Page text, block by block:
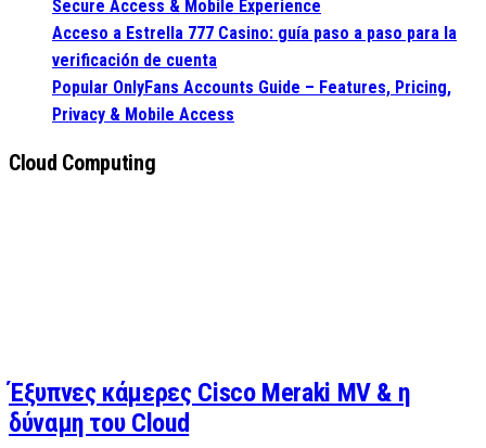
Secure Access & Mobile Experience
Acceso a Estrella 777 Casino: guía paso a paso para la
verificación de cuenta
Popular OnlyFans Accounts Guide – Features, Pricing,
Privacy & Mobile Access
Cloud Computing
Έξυπνες κάμερες Cisco Meraki MV & η
δύναμη του Cloud